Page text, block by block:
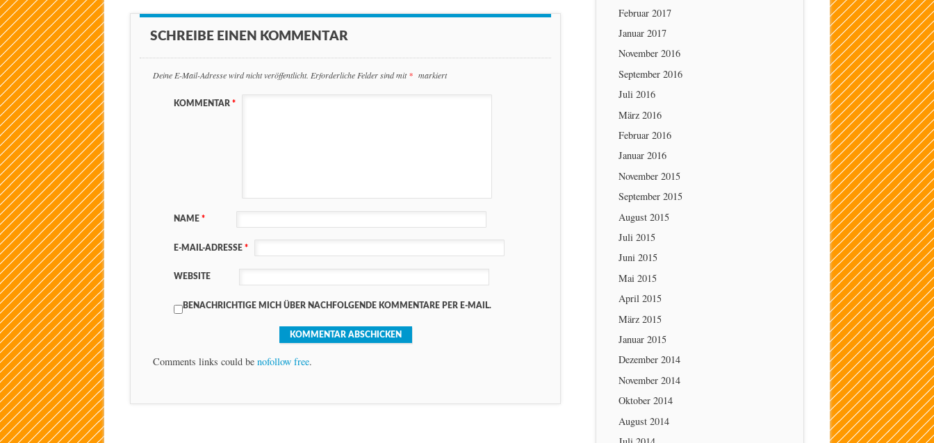
SCHREIBE EINEN KOMMENTAR
Deine E-Mail-Adresse wird nicht veröffentlicht. Erforderliche Felder sind mit* markiert
KOMMENTAR *
NAME *
E-MAIL-ADRESSE *
WEBSITE
BENACHRICHTIGE MICH ÜBER NACHFOLGENDE KOMMENTARE PER E-MAIL.
Comments links could be nofollow free.
Februar 2017
Januar 2017
November 2016
September 2016
Juli 2016
März 2016
Februar 2016
Januar 2016
November 2015
September 2015
August 2015
Juli 2015
Juni 2015
Mai 2015
April 2015
März 2015
Januar 2015
Dezember 2014
November 2014
Oktober 2014
August 2014